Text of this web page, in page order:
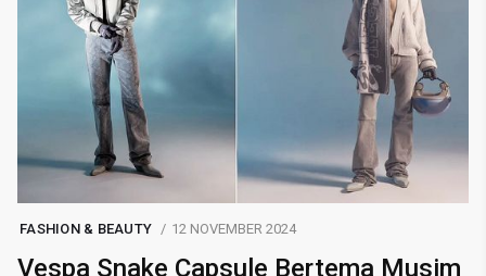
FASHION & BEAUTY 12 NOVEMBER 2024
Vespa Snake Capsule Bertema Musim